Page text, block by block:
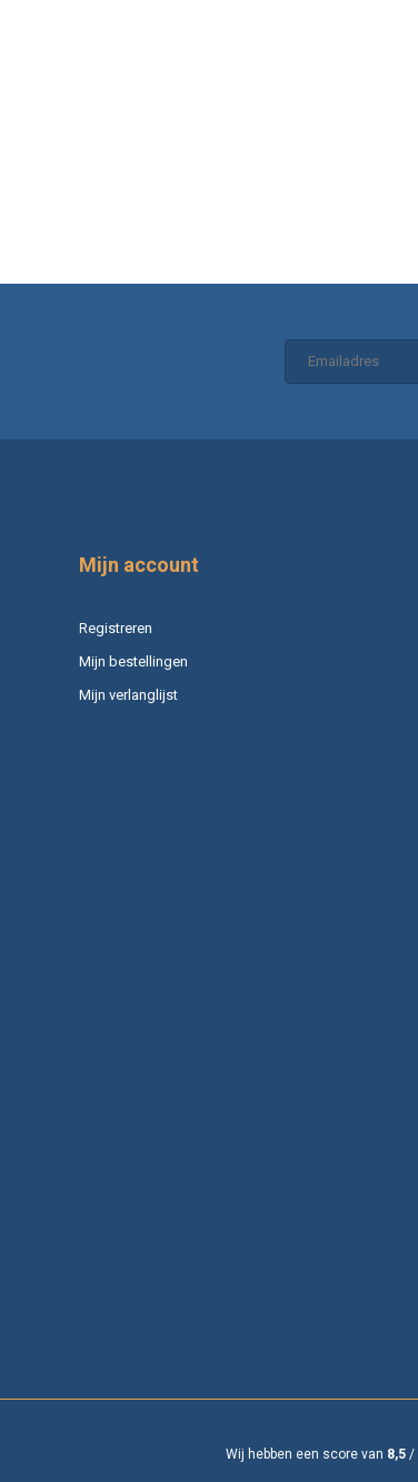
Mijn account
Registreren
Mijn bestellingen
Mijn verlanglijst
Wij hebben een score van 8,5 /